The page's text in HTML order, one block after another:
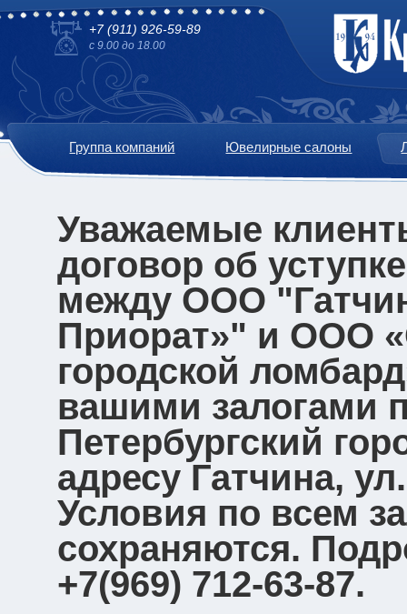
+7 (911) 926-59-89
с 9.00 до 18.00
Группа компаний Ювелирные салоны
Уважаемые
договор об
между ООО
Приорат»" и ООО
городской
вашими залогами
Петербургский
адресу Гатчина,
Условия по всем
сохраняются.
+7(969) 712-63-87.